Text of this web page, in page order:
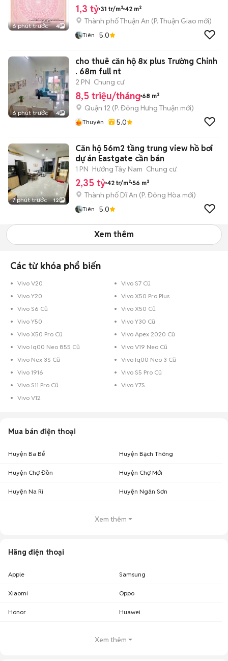
6 phút trước 4
1,3 tỷ 31 tr/m² 42 m²
Thành phố Thuận An (P. Thuận Giao mới)
Tiên 5.0
6 phút trước 4
cho thuê căn hộ 8x plus Trường Chinh
. 68m full nt
2 PN Chung cư
8,5 triệu/tháng 68 m²
Quận 12 (P. Đông Hưng Thuận mới)
Thuyên 5.0
7 phút trước 12
Căn hộ 56m2 tầng trung view hồ bơi
dự án Eastgate cần bán
1 PN Hướng Tây Nam Chung cư
2,35 tỷ 42 tr/m² 56 m²
Thành phố Dĩ An (P. Đông Hòa mới)
Tiên 5.0
Xem thêm
Các từ khóa phổ biến
Vivo V20
Vivo S7 Cũ
Vivo Y20
Vivo X50 Pro Plus
Vivo S6 Cũ
Vivo X50 Cũ
Vivo Y50
Vivo Y30 Cũ
Vivo X50 Pro Cũ
Vivo Apex 2020 Cũ
Vivo Iq00 Neo 855 Cũ
Vivo V19 Neo Cũ
Vivo Nex 3S Cũ
Vivo Iq00 Neo 3 Cũ
Vivo 1916
Vivo S5 Pro Cũ
Vivo S11 Pro Cũ
Vivo Y7S
Vivo V12
Mua bán điện thoại
Huyện Ba Bể Huyện Bạch Thông
Huyện Chợ Đồn Huyện Chợ Mới
Huyện Na Rì Huyện Ngân Sơn
Xem thêm
Hãng điện thoại
Apple Samsung
Xiaomi Oppo
Honor Huawei
Xem thêm